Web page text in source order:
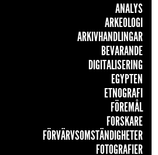
ANALYS
ARKEOLOGI
ARKIVHANDLINGAR
BEVARANDE
DIGITALISERING
EGYPTEN
ETNOGRAFI
FÖREMÅL
FORSKARE
FÖRVÄRVSOMSTÄNDIGHETER
FOTOGRAFIER